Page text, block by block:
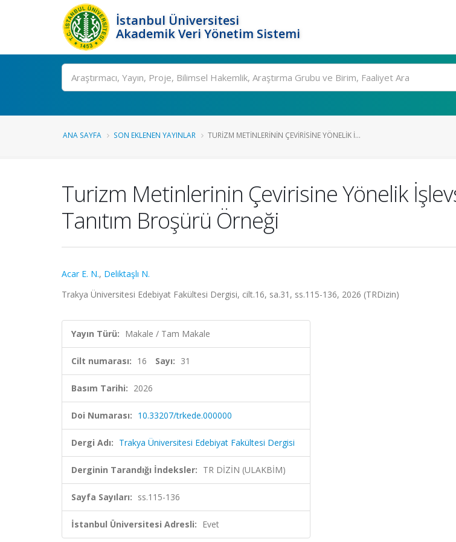
İstanbul Üniversitesi
Akademik Veri Yönetim Sistemi
Ara
ANA SAYFA SON EKLENEN YAYINLAR TURIZM METINLERININ ÇEVIRISINE YÖNELIK İ...
Turizm Metinlerinin Çevirisine Yönelik
Tanıtım Broşürü Örneği
Acar E. N., Deliktaşlı N.
Trakya Üniversitesi Edebiyat Fakültesi Dergisi, cilt.16, sa.31, ss.115-136, 2026 (TRDizin)
Yayın Türü: Makale / Tam Makale
Cilt numarası: 16 Sayı: 31
Basım Tarihi: 2026
Doi Numarası: 10.33207/trkede.000000
Dergi Adı: Trakya Üniversitesi Edebiyat Fakültesi Dergisi
Derginin Tarandığı İndeksler: TR DİZİN (ULAKBİM)
Sayfa Sayıları: ss.115-136
İstanbul Üniversitesi Adresli: Evet